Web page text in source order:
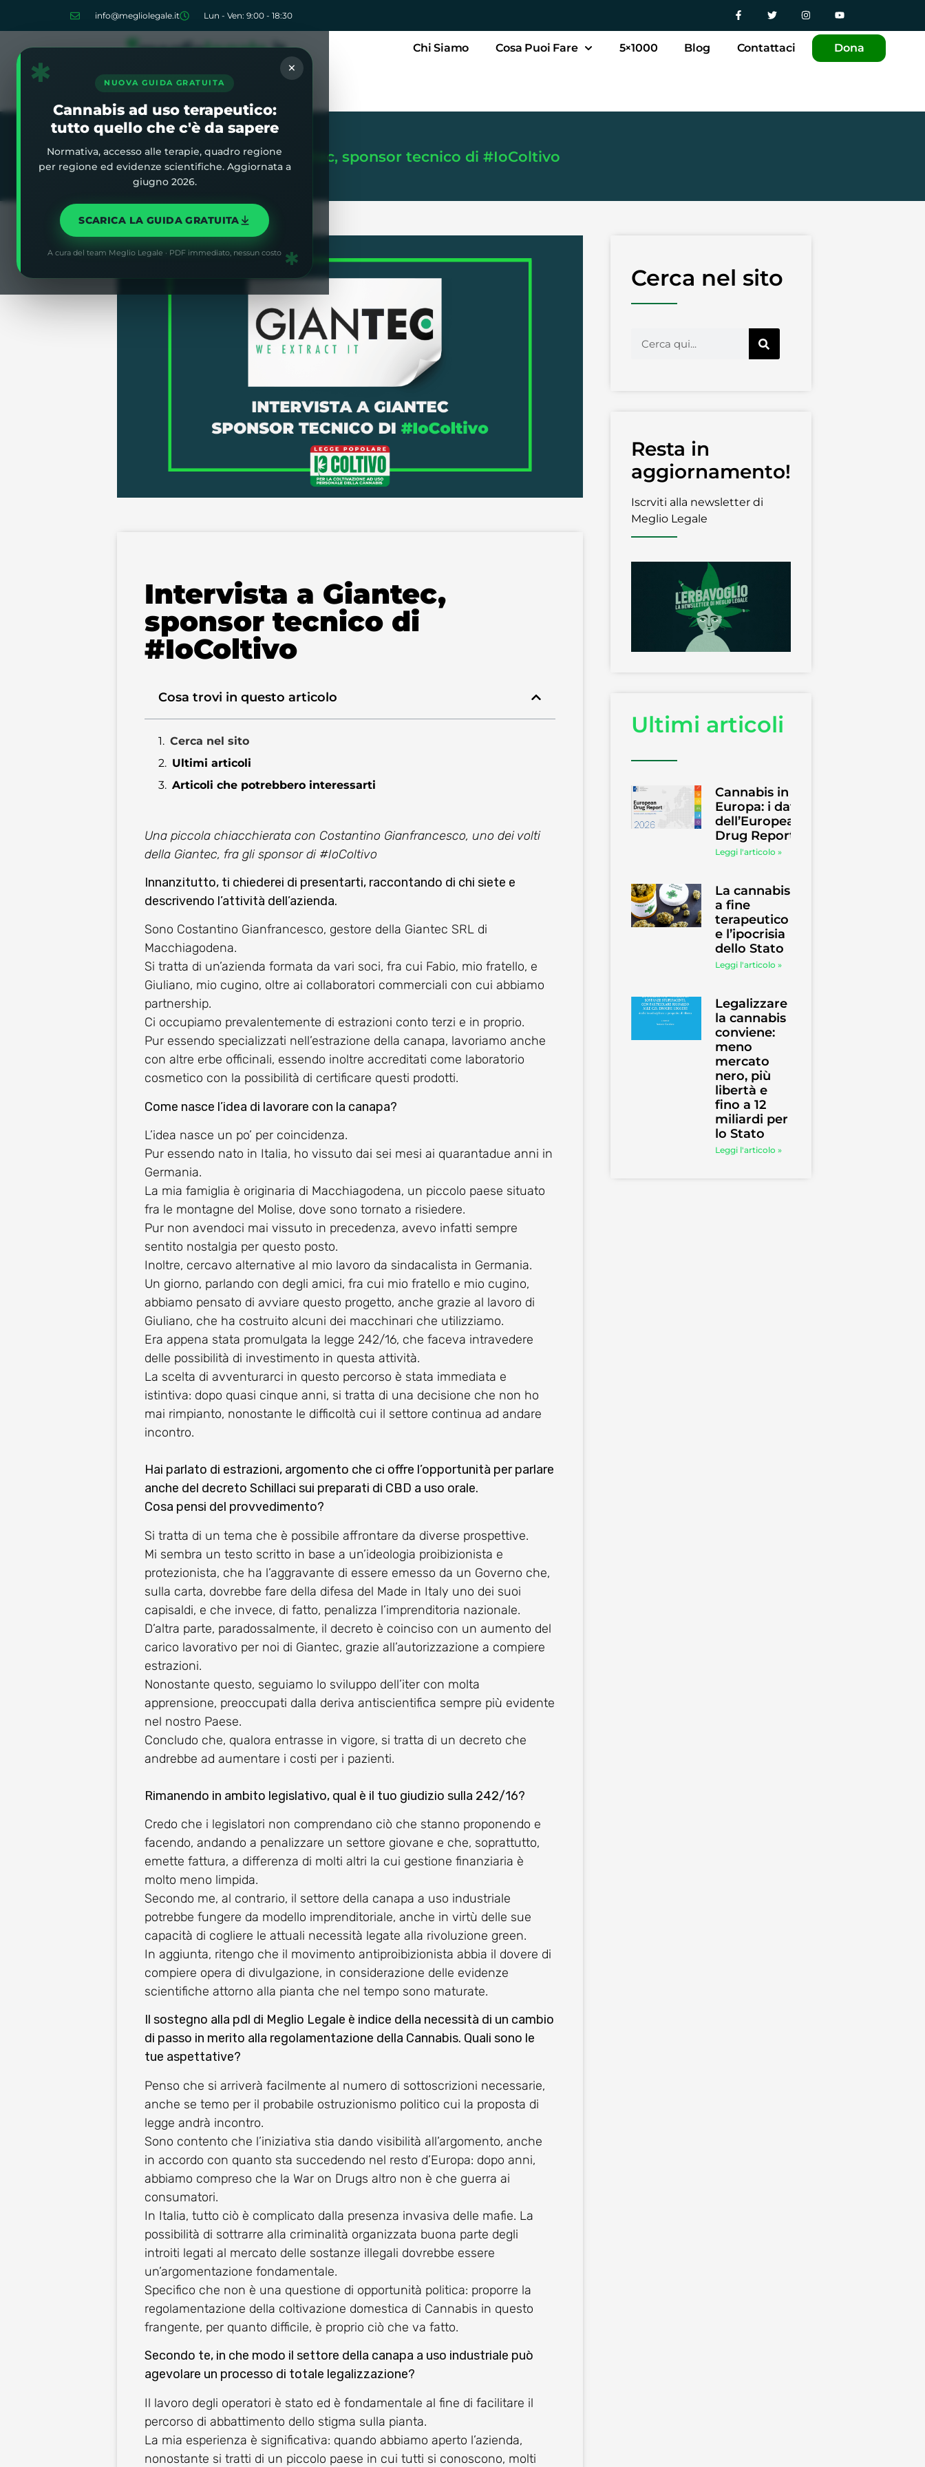
info@megliolegale.it Lun - Ven: 9:00 - 18:30
×
✱
✱
NUOVA GUIDA GRATUITA
Cannabis ad uso terapeutico:
tutto quello che c'è da sapere
Normativa, accesso alle terapie, quadro regione
per regione ed evidenze scientifiche. Aggiornata a
giugno 2026.
SCARICA LA GUIDA GRATUITA
A cura del team Meglio Legale · PDF immediato, nessun costo
Chi Siamo Cosa Puoi Fare 5×1000 Blog Contattaci Dona
Home»Blog»Intervista a Giantec, sponsor tecnico di #IoColtivo
Intervista a Giantec,
sponsor tecnico di
#IoColtivo
Cosa trovi in questo articolo
Cerca nel sito
Ultimi articoli
Articoli che potrebbero interessarti
Una piccola chiacchierata con Costantino Gianfrancesco, uno dei volti
della Giantec, fra gli sponsor di #IoColtivo
Innanzitutto, ti chiederei di presentarti, raccontando di chi siete e
descrivendo l’attività dell’azienda.
Sono Costantino Gianfrancesco, gestore della Giantec SRL di
Macchiagodena.
Si tratta di un’azienda formata da vari soci, fra cui Fabio, mio fratello, e
Giuliano, mio cugino, oltre ai collaboratori commerciali con cui abbiamo
partnership.
Ci occupiamo prevalentemente di estrazioni conto terzi e in proprio.
Pur essendo specializzati nell’estrazione della canapa, lavoriamo anche
con altre erbe officinali, essendo inoltre accreditati come laboratorio
cosmetico con la possibilità di certificare questi prodotti.
Come nasce l’idea di lavorare con la canapa?
L’idea nasce un po’ per coincidenza.
Pur essendo nato in Italia, ho vissuto dai sei mesi ai quarantadue anni in
Germania.
La mia famiglia è originaria di Macchiagodena, un piccolo paese situato
fra le montagne del Molise, dove sono tornato a risiedere.
Pur non avendoci mai vissuto in precedenza, avevo infatti sempre
sentito nostalgia per questo posto.
Inoltre, cercavo alternative al mio lavoro da sindacalista in Germania.
Un giorno, parlando con degli amici, fra cui mio fratello e mio cugino,
abbiamo pensato di avviare questo progetto, anche grazie al lavoro di
Giuliano, che ha costruito alcuni dei macchinari che utilizziamo.
Era appena stata promulgata la legge 242/16, che faceva intravedere
delle possibilità di investimento in questa attività.
La scelta di avventurarci in questo percorso è stata immediata e
istintiva: dopo quasi cinque anni, si tratta di una decisione che non ho
mai rimpianto, nonostante le difficoltà cui il settore continua ad andare
incontro.
Hai parlato di estrazioni, argomento che ci offre l’opportunità per parlare
anche del decreto Schillaci sui preparati di CBD a uso orale.
Cosa pensi del provvedimento?
Si tratta di un tema che è possibile affrontare da diverse prospettive.
Mi sembra un testo scritto in base a un’ideologia proibizionista e
protezionista, che ha l’aggravante di essere emesso da un Governo che,
sulla carta, dovrebbe fare della difesa del Made in Italy uno dei suoi
capisaldi, e che invece, di fatto, penalizza l’imprenditoria nazionale.
D’altra parte, paradossalmente, il decreto è coinciso con un aumento del
carico lavorativo per noi di Giantec, grazie all’autorizzazione a compiere
estrazioni.
Nonostante questo, seguiamo lo sviluppo dell’iter con molta
apprensione, preoccupati dalla deriva antiscientifica sempre più evidente
nel nostro Paese.
Concludo che, qualora entrasse in vigore, si tratta di un decreto che
andrebbe ad aumentare i costi per i pazienti.
Rimanendo in ambito legislativo, qual è il tuo giudizio sulla 242/16?
Credo che i legislatori non comprendano ciò che stanno proponendo e
facendo, andando a penalizzare un settore giovane e che, soprattutto,
emette fattura, a differenza di molti altri la cui gestione finanziaria è
molto meno limpida.
Secondo me, al contrario, il settore della canapa a uso industriale
potrebbe fungere da modello imprenditoriale, anche in virtù delle sue
capacità di cogliere le attuali necessità legate alla rivoluzione green.
In aggiunta, ritengo che il movimento antiproibizionista abbia il dovere di
compiere opera di divulgazione, in considerazione delle evidenze
scientifiche attorno alla pianta che nel tempo sono maturate.
Il sostegno alla pdl di Meglio Legale è indice della necessità di un cambio
di passo in merito alla regolamentazione della Cannabis. Quali sono le
tue aspettative?
Penso che si arriverà facilmente al numero di sottoscrizioni necessarie,
anche se temo per il probabile ostruzionismo politico cui la proposta di
legge andrà incontro.
Sono contento che l’iniziativa stia dando visibilità all’argomento, anche
in accordo con quanto sta succedendo nel resto d’Europa: dopo anni,
abbiamo compreso che la War on Drugs altro non è che guerra ai
consumatori.
In Italia, tutto ciò è complicato dalla presenza invasiva delle mafie. La
possibilità di sottrarre alla criminalità organizzata buona parte degli
introiti legati al mercato delle sostanze illegali dovrebbe essere
un’argomentazione fondamentale.
Specifico che non è una questione di opportunità politica: proporre la
regolamentazione della coltivazione domestica di Cannabis in questo
frangente, per quanto difficile, è proprio ciò che va fatto.
Secondo te, in che modo il settore della canapa a uso industriale può
agevolare un processo di totale legalizzazione?
Il lavoro degli operatori è stato ed è fondamentale al fine di facilitare il
percorso di abbattimento dello stigma sulla pianta.
La mia esperienza è significativa: quando abbiamo aperto l’azienda,
nonostante si tratti di un piccolo paese in cui tutti si conoscono, molti
Cerca nel sito
Resta in
aggiornamento!
Iscrviti alla newsletter di
Meglio Legale
Ultimi articoli
Cannabis in
Europa: i dati
dell’European
Drug Report
Leggi l'articolo »
La cannabis
a fine
terapeutico
e l’ipocrisia
dello Stato
Leggi l'articolo »
Legalizzare
la cannabis
conviene:
meno
mercato
nero, più
libertà e
fino a 12
miliardi per
lo Stato
Leggi l'articolo »